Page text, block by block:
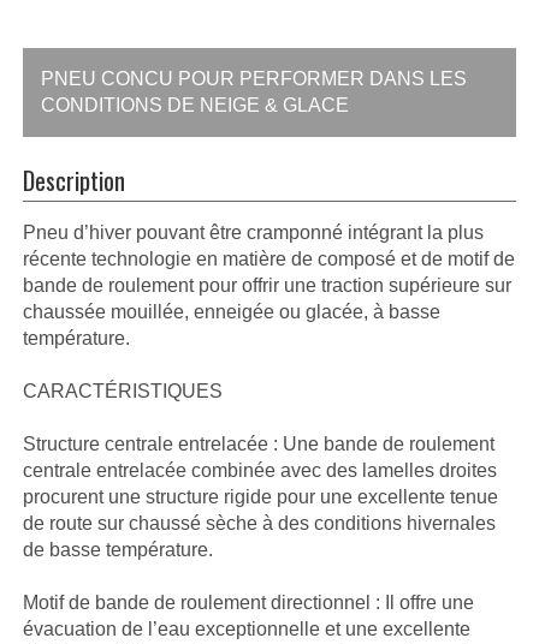
PNEU CONCU POUR PERFORMER DANS LES
CONDITIONS DE NEIGE & GLACE
Description
Pneu d’hiver pouvant être cramponné intégrant la plus
récente technologie en matière de composé et de motif de
bande de roulement pour offrir une traction supérieure sur
chaussée mouillée, enneigée ou glacée, à basse
température.
CARACTÉRISTIQUES
Structure centrale entrelacée : Une bande de roulement
centrale entrelacée combinée avec des lamelles droites
procurent une structure rigide pour une excellente tenue
de route sur chaussé sèche à des conditions hivernales
de basse température.
Motif de bande de roulement directionnel : Il offre une
évacuation de l’eau exceptionnelle et une excellente